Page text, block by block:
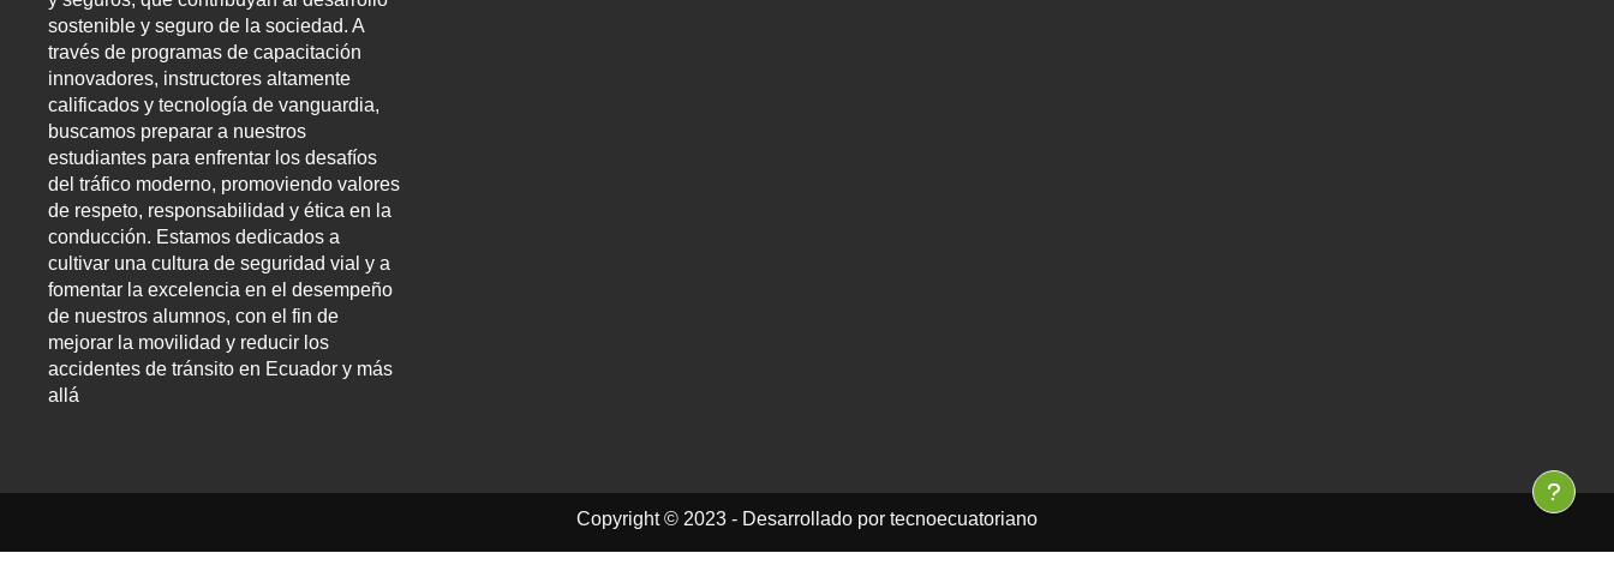
sostenible y seguro de la sociedad. A
través de programas de capacitación
innovadores, instructores altamente
calificados y tecnología de vanguardia,
buscamos preparar a nuestros
estudiantes para enfrentar los desafíos
del tráfico moderno, promoviendo valores
de respeto, responsabilidad y ética en la
conducción. Estamos dedicados a
cultivar una cultura de seguridad vial y a
fomentar la excelencia en el desempeño
de nuestros alumnos, con el fin de
mejorar la movilidad y reducir los
accidentes de tránsito en Ecuador y más
allá
Copyright © 2023 - Desarrollado por tecnoecuatoriano